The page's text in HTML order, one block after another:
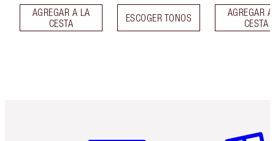
AGREGAR A LA
CESTA
ESCOGER TONOS
AGREGAR
CESTA